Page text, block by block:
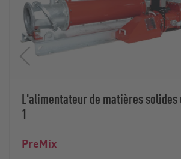
L'alimentateur de matières solides
1
PreMix